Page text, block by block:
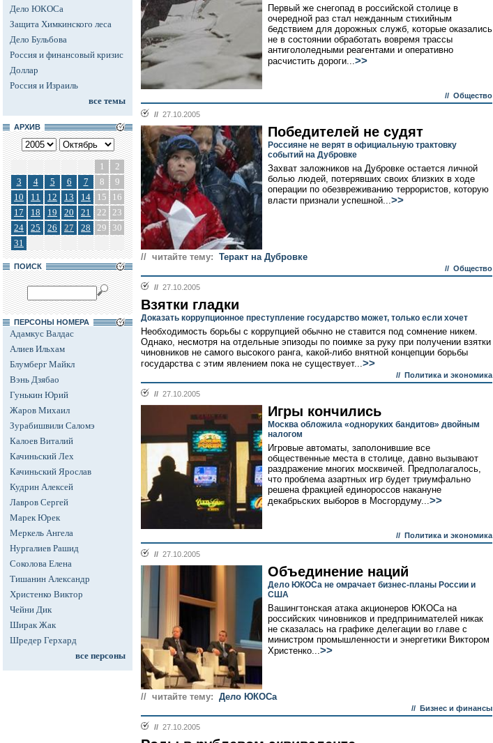
Дело ЮКОСа
Защита Химкинского леса
Дело Бульбова
Россия и финансовый кризис
Доллар
Россия и Израиль
все темы
АРХИВ
1
2
3
4 5 6 7 8
9
10
11 12 13 14 15
16
17
18 19 20 21 22 23
24
25 26 27 28 29
30
31
ПОИСК
ПЕРСОНЫ НОМЕРА
Адамкус Валдас
Алиев Ильхам
Блумберг Майкл
Вэнь Дзябао
Гунькин Юрий
Жаров Михаил
Зурабишвили Саломэ
Калоев Виталий
Качиньский Лех
Качиньский Ярослав
Кудрин Алексей
Лавров Сергей
Марек Юрек
Меркель Ангела
Нургалиев Рашид
Соколова Елена
Тишанин Александр
Христенко Виктор
Чейни Дик
Ширак Жак
Шредер Герхард
все персоны
Первый же снегопад в российской столице в
очередной раз стал нежданным стихийным
бедствием для дорожных служб, которые оказались
не в состоянии обработать вовремя трассы
антигололедными реагентами и оперативно
расчистить дороги...>>
// Общество
// 27.10.2005
Победителей не судят
Россияне не верят в официальную трактовку
событий на Дубровке
Захват заложников на Дубровке остается личной
болью людей, потерявших своих близких в ходе
операции по обезвреживанию террористов, которую
власти признали успешной...>>
// читайте тему: Теракт на Дубровке
// Общество
// 27.10.2005
Взятки гладки
Доказать коррупционное преступление государство может, только если хочет
Необходимость борьбы с коррупцией обычно не ставится под сомнение никем.
Однако, несмотря на отдельные эпизоды по поимке за руку при получении взятки
чиновников не самого высокого ранга, какой-либо внятной концепции борьбы
государства с этим явлением пока не существует...>>
// Политика и экономика
// 27.10.2005
Игры кончились
Москва обложила «одноруких бандитов» двойным
налогом
Игровые автоматы, заполонившие все
общественные места в столице, давно вызывают
раздражение многих москвичей. Предполагалось,
что проблема азартных игр будет триумфально
решена фракцией единороссов накануне
декабрьских выборов в Мосгордуму...>>
// Политика и экономика
// 27.10.2005
Объединение наций
Дело ЮКОСа не омрачает бизнес-планы России и
США
Вашингтонская атака акционеров ЮКОСа на
российских чиновников и предпринимателей никак
не сказалась на графике делегации во главе с
министром промышленности и энергетики Виктором
Христенко...>>
// читайте тему: Дело ЮКОСа
// Бизнес и финансы
// 27.10.2005